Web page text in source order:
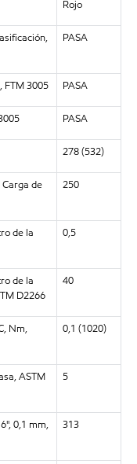
Rojo
PASA
FTM 3005 PASA
PASA
278 (532)
de
250
de la
0,5
de la
D2266
40
Nm,
0,1 (1020)
ASTM
5
0,1 mm,
313